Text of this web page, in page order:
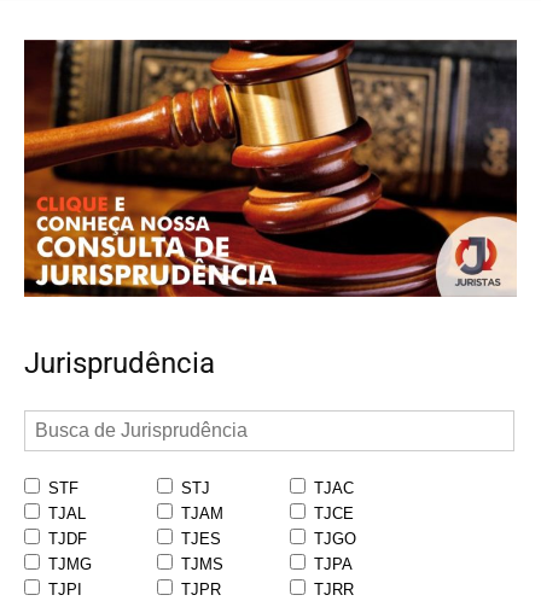
Jurisprudência
STF STJ
TJAC
TJAL
TJAM
TJCE
TJDF
TJES
TJGO
TJMG
TJMS
TJPA
TJPI
TJPR
TJRR